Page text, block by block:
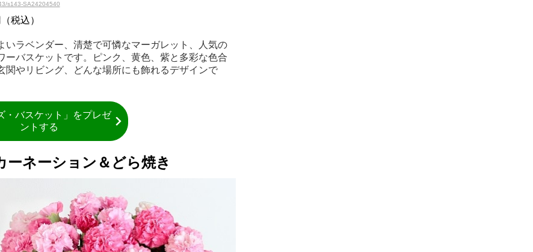
s143-SA24204540
税込）
いラベンダー、清楚で可憐なマーガレット、人気の
ーバスケットです。ピンク、黄色、紫と多彩な色合
関やリビング、どんな場所にも飾れるデザインで
・バスケット」をプレゼ
ントする
ーネーション＆どら焼き